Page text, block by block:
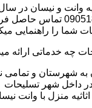
شماره تماس 09051803289
شما را راهنمایی
چه خدماتی ارائه
به شهرستان و تمامی
داخل شهر تسلیحات
منزل با وانت